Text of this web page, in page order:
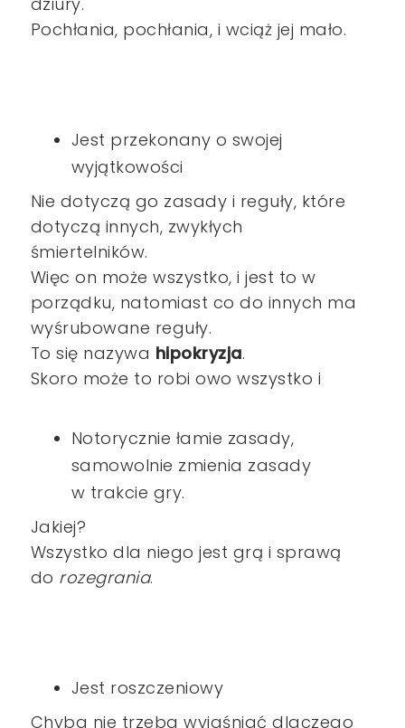
Pochłania, pochłania, i wciąż jej mało.
Jest przekonany o swojej
wyjątkowości
Nie dotyczą go zasady i reguły, które
dotyczą innych, zwykłych
śmiertelników.
Więc on może wszystko, i jest to w
porządku, natomiast co do innych ma
wyśrubowane reguły.
To się nazywa hipokryzja.
Skoro może to robi owo wszystko i
Notorycznie łamie zasady,
samowolnie zmienia zasady
w trakcie gry.
Jakiej?
Wszystko dla niego jest grą i sprawą
do rozegrania.
Jest roszczeniowy
Chyba nie trzeba wyjaśniać dlaczego